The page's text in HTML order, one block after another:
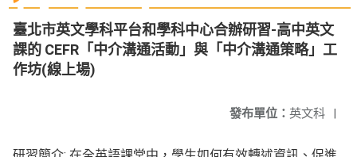
臺北市英文學科平台和學科中心合辦研習-高中英文
課的 CEFR「中介溝通活動」與「中介溝通策略」工
作坊(線上場)
發布單位： 英文科 |